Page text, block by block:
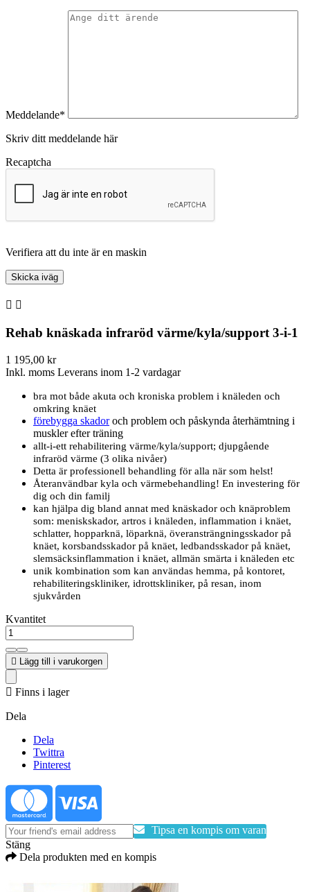
Meddelande*
Skriv ditt meddelande här
Recaptcha
Verifiera att du inte är en maskin
 
Rehab knäskada infraröd värme/kyla/support 3-i-1
1 195,00 kr
Inkl. moms Leverans inom 1-2 vardagar
bra mot både akuta och kroniska problem i knäleden och
omkring knäet
förebygga skadoroch problem och påskynda återhämtning i
muskler efter träning
allt-i-ett rehabilitering värme/kyla/support; djupgående
infraröd värme (3 olika nivåer)
Detta är professionell behandling för alla när som helst!
Återanvändbar kyla och värmebehandling! En investering för
dig och din familj
kan hjälpa dig bland annat med knäskador och knäproblem
som: meniskskador, artros i knäleden, inflammation i knäet,
schlatter, hopparknä, löparknä, överansträngningsskador på
knäet, korsbandsskador på knäet, ledbandsskador på knäet,
slemsäcksinflammation i knäet, allmän smärta i knäleden etc
unik kombination som kan användas hemma, på kontoret,
rehabiliteringskliniker, idrottskliniker, på resan, inom
sjukvården
Kvantitet
 Lägg till i varukorgen
 Finns i lager
Dela
Dela
Twittra
Pinterest
Tipsa en kompis om varan
Stäng
Dela produkten med en kompis